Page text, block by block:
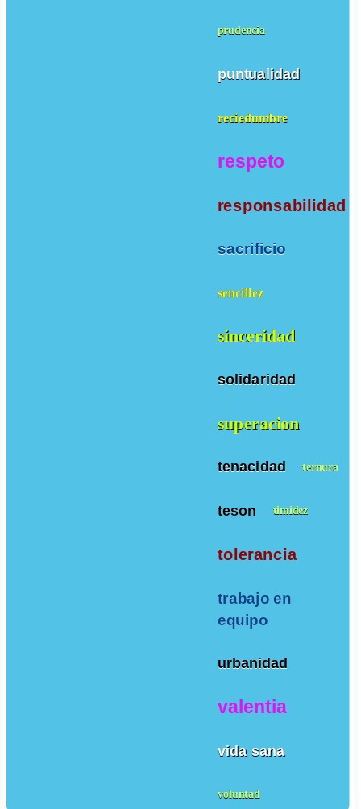
prudencia
puntualidad
reciedumbre
respeto
responsabilidad
sacrificio
sencillez
sinceridad
solidaridad
superacion
tenacidad ternura
teson timidez
tolerancia
trabajo en
equipo
urbanidad
valentia
vida sana
voluntad